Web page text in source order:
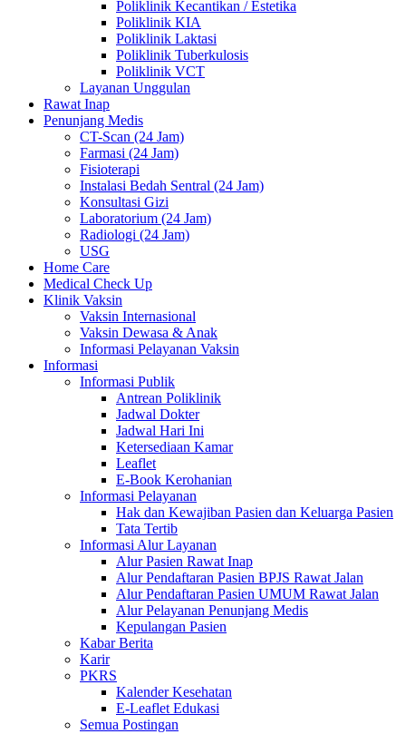
Poliklinik Kecantikan / Estetika
Poliklinik KIA
Poliklinik Laktasi
Poliklinik Tuberkulosis
Poliklinik VCT
Layanan Unggulan
Rawat Inap
Penunjang Medis
CT-Scan (24 Jam)
Farmasi (24 Jam)
Fisioterapi
Instalasi Bedah Sentral (24 Jam)
Konsultasi Gizi
Laboratorium (24 Jam)
Radiologi (24 Jam)
USG
Home Care
Medical Check Up
Klinik Vaksin
Vaksin Internasional
Vaksin Dewasa & Anak
Informasi Pelayanan Vaksin
Informasi
Informasi Publik
Antrean Poliklinik
Jadwal Dokter
Jadwal Hari Ini
Ketersediaan Kamar
Leaflet
E-Book Kerohanian
Informasi Pelayanan
Hak dan Kewajiban Pasien dan Keluarga Pasien
Tata Tertib
Informasi Alur Layanan
Alur Pasien Rawat Inap
Alur Pendaftaran Pasien BPJS Rawat Jalan
Alur Pendaftaran Pasien UMUM Rawat Jalan
Alur Pelayanan Penunjang Medis
Kepulangan Pasien
Kabar Berita
Karir
PKRS
Kalender Kesehatan
E-Leaflet Edukasi
Semua Postingan